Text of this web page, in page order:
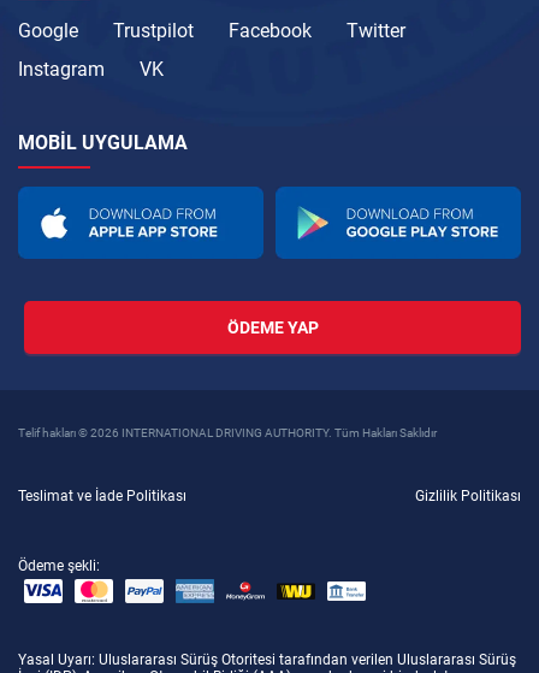
Google Trustpilot Facebook
Twitter
Instagram
VK
MOBIL UYGULAMA
ÖDEME YAP
Telif hakları © 2026 INTERNATIONAL DRIVING AUTHORITY. Tüm Hakları Saklıdır
Teslimat ve İade Politikası Gizlilik Politikası
Ödeme şekli:
Yasal Uyarı: Uluslararası Sürüş Otoritesi tarafından verilen Uluslararası Sürüş